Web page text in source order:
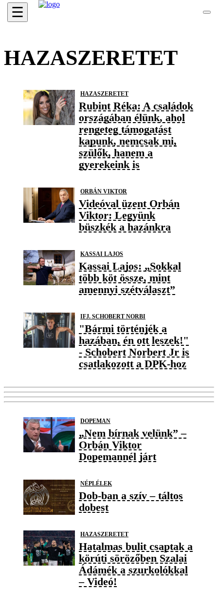
☰
HAZASZERETET
HAZASZERETET
Rubint Réka: A családok
országában élünk, ahol
rengeteg támogatást
kapunk, nemcsak mi,
szülők, hanem a
gyerekeink is
ORBÁN VIKTOR
Videóval üzent Orbán
Viktor: Legyünk
büszkék a hazánkra
KASSAI LAJOS
Kassai Lajos: „Sokkal
több köt össze, mint
amennyi szétválaszt”
IFJ. SCHOBERT NORBI
"Bármi történjék a
hazában, én ott leszek!"
- Schobert Norbert Jr is
csatlakozott a DPK-hoz
DOPEMAN
„Nem bírnak velünk” –
Orbán Viktor
Dopemannél járt
NÉPLÉLEK
Dob-ban a szív – táltos
dobest
HAZASZERETET
Hatalmas bulit csaptak a
körúti sörözőben Szalai
Ádámék a szurkolókkal
– Videó!